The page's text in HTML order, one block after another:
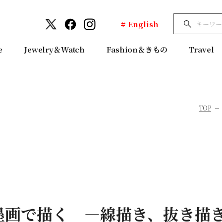
# English
Jewelry＆Watch Fashion＆きもの Travel
TOP
画で描く ―線描き、抜き描